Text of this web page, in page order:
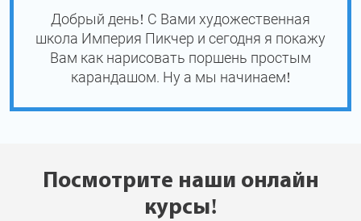
Добрый день! С Вами художественная
школа Империя Пикчер и сегодня я покажу
Вам как нарисовать поршень простым
карандашом. Ну а мы начинаем!
Посмотрите наши онлайн
курсы!